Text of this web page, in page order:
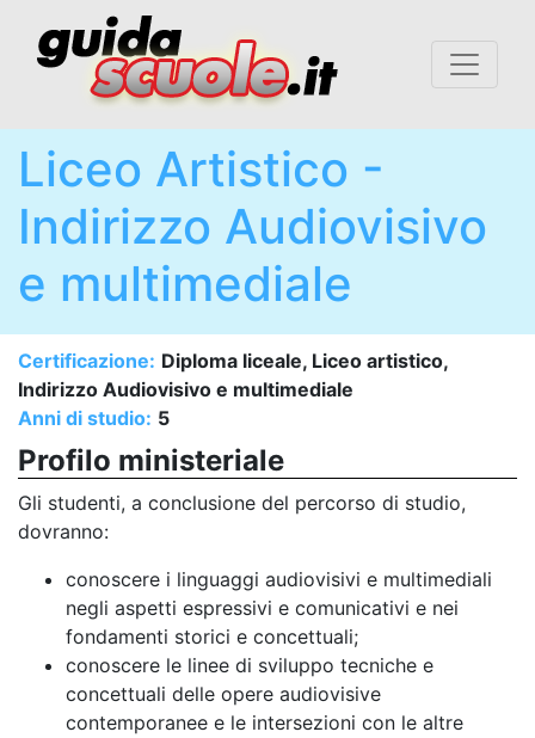
Liceo Artistico -
Indirizzo Audiovisivo
e multimediale
Certificazione: Diploma liceale, Liceo artistico,
Indirizzo Audiovisivo e multimediale
Anni di studio: 5
Profilo ministeriale
Gli studenti, a conclusione del percorso di studio,
dovranno:
conoscere i linguaggi audiovisivi e multimediali
negli aspetti espressivi e comunicativi e nei
fondamenti storici e concettuali;
conoscere le linee di sviluppo tecniche e
concettuali delle opere audiovisive
contemporanee e le intersezioni con le altre